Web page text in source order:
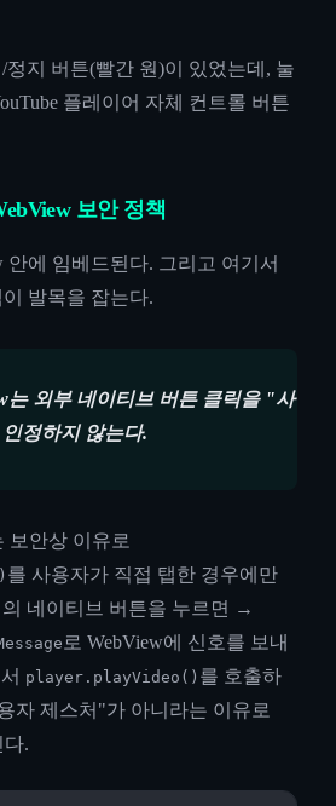
정지 버튼(빨간 원)이 있었는데, 눌
플레이어 자체 컨트롤 버튼
보안 정책
안에 임베드된다. 그리고 여기서
발목을 잡는다.
는 외부 네이티브 버튼 클릭을 "사
정하지 않는다.
보안상 이유로
를 사용자가 직접 탭한 경우에만
네이티브 버튼을 누르면 →
로 WebView에 신호를 보내
player.playVideo() 를 호출하
자 제스처"가 아니라는 이유로
다.